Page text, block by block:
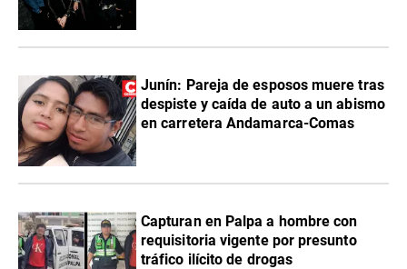
Junín: Pareja de esposos muere tras
despiste y caída de auto a un abismo
en carretera Andamarca-Comas
Capturan en Palpa a hombre con
requisitoria vigente por presunto
tráfico ilícito de drogas